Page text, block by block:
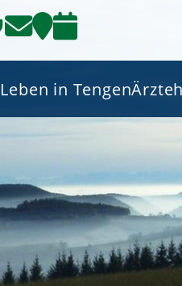
Leben in Tengen